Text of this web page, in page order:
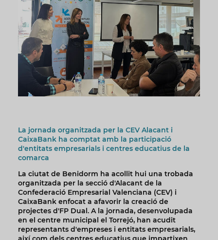
La jornada organitzada per la CEV Alacant i
CaixaBank ha comptat amb la participació
d'entitats empresarials i centres educatius de la
comarca
La ciutat de Benidorm ha acollit hui una trobada
organitzada per la secció d'Alacant de la
Confederació Empresarial Valenciana (CEV) i
CaixaBank enfocat a afavorir la creació de
projectes d'FP Dual. A la jornada, desenvolupada
en el centre municipal el Torrejó, han acudit
representants d'empreses i entitats empresarials,